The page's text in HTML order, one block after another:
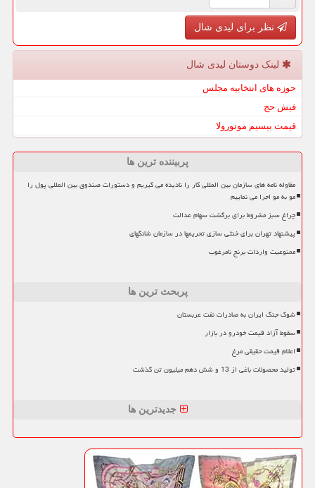
نظر برای لیدی شال
لینک دوستان لیدی شال
حوزه های انتخابیه مجلس
فیش حج
قیمت بیسیم موتورولا
پربیننده ترین ها
مقاوله نامه های سازمان بین المللی کار را نادیده می گیریم و دستورات صندوق بین المللی پول را
مو به مو اجرا می نماییم
چراغ سبز مشروط برای برگشت سهام عدالت
پیشنهاد تهران برای خنثی سازی تحریمها در سازمان شانگهای
ممنوعیت واردات برنج نامرغوب
پربحث ترین ها
شوک جنگ ایران به صادرات نفت عربستان
سقوط آزاد قیمت خودرو در بازار
اعلام قیمت حقیقی مرغ
تولید محصولات باغی از 13 و شش دهم میلیون تن گذشت
جدیدترین ها